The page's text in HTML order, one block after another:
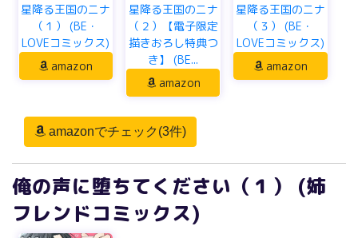
星降る王国のニナ
（１） (BE・
LOVEコミックス)
amazon
星降る王国のニナ
（２）【電子限定
描きおろし特典つ
き】 (BE...
amazon
星降る王国のニナ
（３） (BE・
LOVEコミックス)
amazon
amazonでチェック(3件)
俺の声に堕ちてください（１） (姉
フレンドコミックス)